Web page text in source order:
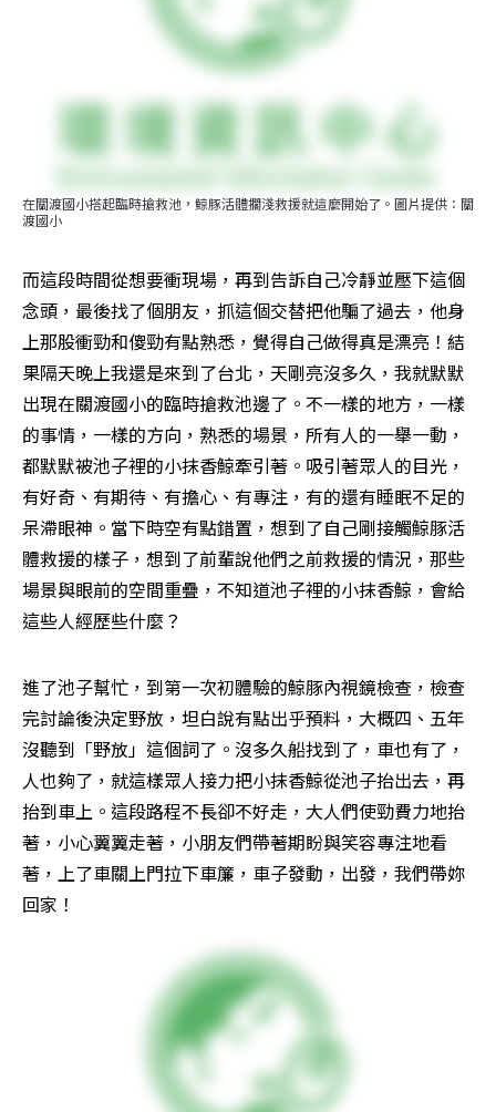
在關渡國小搭起臨時搶救池，鯨豚活體擱淺救援就這麼開始了。圖片提供：關
渡國小
而這段時間從想要衝現場，再到告訴自己冷靜並壓下這個
念頭，最後找了個朋友，抓這個交替把他騙了過去，他身
上那股衝勁和傻勁有點熟悉，覺得自己做得真是漂亮！結
果隔天晚上我還是來到了台北，天剛亮沒多久，我就默默
出現在關渡國小的臨時搶救池邊了。不一樣的地方，一樣
的事情，一樣的方向，熟悉的場景，所有人的一舉一動，
都默默被池子裡的小抹香鯨牽引著。吸引著眾人的目光，
有好奇、有期待、有擔心、有專注，有的還有睡眠不足的
呆滯眼神。當下時空有點錯置，想到了自己剛接觸鯨豚活
體救援的樣子，想到了前輩說他們之前救援的情況，那些
場景與眼前的空間重疊，不知道池子裡的小抹香鯨，會給
這些人經歷些什麼？
進了池子幫忙，到第一次初體驗的鯨豚內視鏡檢查，檢查
完討論後決定野放，坦白說有點出乎預料，大概四、五年
沒聽到「野放」這個詞了。沒多久船找到了，車也有了，
人也夠了，就這樣眾人接力把小抹香鯨從池子抬出去，再
抬到車上。這段路程不長卻不好走，大人們使勁費力地抬
著，小心翼翼走著，小朋友們帶著期盼與笑容專注地看
著，上了車關上門拉下車簾，車子發動，出發，我們帶妳
回家！